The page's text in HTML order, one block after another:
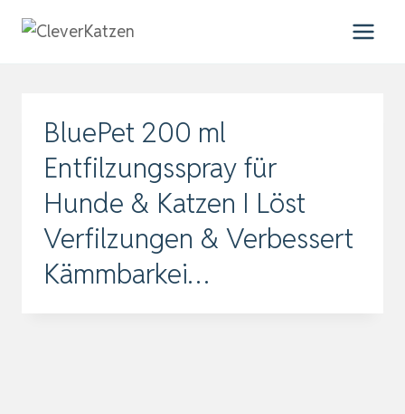
Inhalt
BluePet 200 ml
Entfilzungsspray für
Hunde & Katzen I Löst
Verfilzungen & Verbessert
Kämmbarkei…